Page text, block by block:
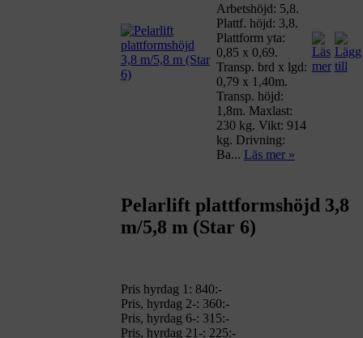
Arbetshöjd: 5,8.
Plattf. höjd: 3,8.
Plattform yta:
0,85 x 0,69.
Transp. brd x lgd:
0,79 x 1,40m.
Transp. höjd:
1,8m. Maxlast:
230 kg. Vikt: 914
kg. Drivning:
Ba... Läs mer »
Pelarlift plattformshöjd 3,8
m/5,8 m (Star 6)
Pris hyrdag 1: 840:-
Pris, hyrdag 2-: 360:-
Pris, hyrdag 6-: 315:-
Pris, hyrdag 21-: 225:-